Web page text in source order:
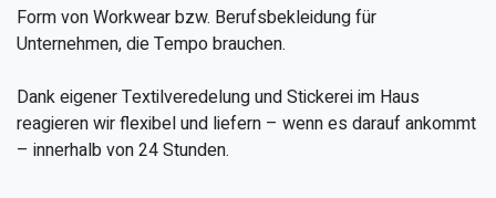
Form von Workwear bzw. Berufsbekleidung für
Unternehmen, die Tempo brauchen.
Dank eigener Textilveredelung und Stickerei im Haus
reagieren wir flexibel und liefern – wenn es darauf ankommt
– innerhalb von 24 Stunden.